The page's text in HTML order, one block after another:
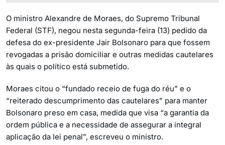
O ministro Alexandre de Moraes, do Supremo Tribunal
Federal (STF), negou nesta segunda-feira (13) pedido da
defesa do ex-presidente Jair Bolsonaro para que fossem
revogadas a prisão domiciliar e outras medidas cautelares
às quais o político está submetido.
Moraes citou o “fundado receio de fuga do réu” e o
“reiterado descumprimento das cautelares” para manter
Bolsonaro preso em casa, medida que visa “a garantia da
ordem pública e a necessidade de assegurar a integral
aplicação da lei penal”, escreveu o ministro.